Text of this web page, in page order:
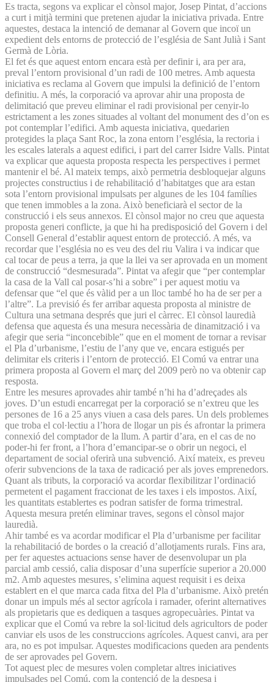
Es tracta, segons va explicar el cònsol major, Josep Pintat, d’accions
a curt i mitjà termini que pretenen ajudar la iniciativa privada. Entre
aquestes, destaca la intenció de demanar al Govern que incoï un
expedient dels entorns de protecció de l’església de Sant Julià i Sant
Germà de Lòria.
El fet és que aquest entorn encara està per definir i, ara per ara,
preval l’entorn provisional d’un radi de 100 metres. Amb aquesta
iniciativa es reclama al Govern que impulsi la definició de l’entorn
definitiu. A més, la corporació va aprovar ahir una proposta de
delimitació que preveu eliminar el radi provisional per cenyir-lo
estrictament a les zones situades al voltant del monument des d’on es
pot contemplar l’edifici. Amb aquesta iniciativa, quedarien
protegides la plaça Sant Roc, la zona entorn l’església, la rectoria i
les escales laterals a aquest edifici, i part del carrer Isidre Valls. Pintat
va explicar que aquesta proposta respecta les perspectives i permet
mantenir el bé. Al mateix temps, això permetria desbloquejar alguns
projectes constructius i de rehabilitació d’habitatges que ara estan
sota l’entorn provisional impulsats per algunes de les 104 famílies
que tenen immobles a la zona. Això beneficiarà el sector de la
construcció i els seus annexos. El cònsol major no creu que aquesta
proposta generi conflicte, ja que hi ha predisposició del Govern i del
Consell General d’establir aquest entorn de protecció. A més, va
recordar que l’església no es veu des del riu Valira i va indicar que
cal tocar de peus a terra, ja que la llei va ser aprovada en un moment
de construcció “desmesurada”. Pintat va afegir que “per contemplar
la casa de la Vall cal posar-s’hi a sobre” i per aquest motiu va
defensar que “el que és vàlid per a un lloc també ho ha de ser per a
l’altre”. La previsió és fer arribar aquesta proposta al ministre de
Cultura una setmana després que juri el càrrec. El cònsol lauredià
defensa que aquesta és una mesura necessària de dinamització i va
afegir que seria “inconcebible” que en el moment de tornar a revisar
el Pla d’urbanisme, l’estiu de l’any que ve, encara estigués per
delimitar els criteris i l’entorn de protecció. El Comú va entrar una
primera proposta al Govern el març del 2009 però no va obtenir cap
resposta.
Entre les mesures aprovades ahir també n’hi ha d’adreçades als
joves. D’un estudi encarregat per la corporació se n’extreu que les
persones de 16 a 25 anys viuen a casa dels pares. Un dels problemes
que troba el col·lectiu a l’hora de llogar un pis és afrontar la primera
connexió del comptador de la llum. A partir d’ara, en el cas de no
poder-hi fer front, a l’hora d’emancipar-se o obrir un negoci, el
departament de social oferirà una subvenció. Així mateix, es preveu
oferir subvencions de la taxa de radicació per als joves emprenedors.
Quant als tributs, la corporació va acordar flexibilitzar l’ordinació
permetent el pagament fraccionat de les taxes i els impostos. Així,
les quantitats establertes es podran satisfer de forma trimestral.
Aquesta mesura pretén eliminar traves, segons el cònsol major
lauredià.
Ahir també es va acordar modificar el Pla d’urbanisme per facilitar
la rehabilitació de bordes o la creació d’allotjaments rurals. Fins ara,
per fer aquestes actuacions sense haver de desenvolupar un pla
parcial amb cessió, calia disposar d’una superfície superior a 20.000
m2. Amb aquestes mesures, s’elimina aquest requisit i es deixa
establert en el que marca cada fitxa del Pla d’urbanisme. Això pretén
donar un impuls més al sector agrícola i ramader, oferint alternatives
als propietaris que es dediquen a tasques agropecuàries. Pintat va
explicar que el Comú va rebre la sol·licitud dels agricultors de poder
canviar els usos de les construccions agrícoles. Aquest canvi, ara per
ara, no es pot impulsar. Aquestes modificacions queden ara pendents
de ser aprovades pel Govern.
Tot aquest plec de mesures volen completar altres iniciatives
impulsades pel Comú, com la contenció de la despesa i